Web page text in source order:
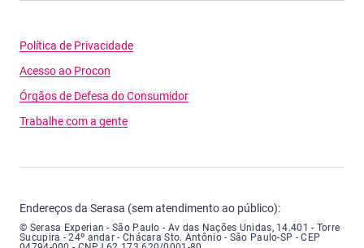
Política de Privacidade
Acesso ao Procon
Órgãos de Defesa do Consumidor
Trabalhe com a gente
Endereços da Serasa (sem atendimento ao público):
Serasa Experian - São Paulo - Endereço: Avenida das Nações Unidas,
© Serasa Experian - São Paulo - Av das Nações Unidas, 14.401 - Torre
Sucupira - 24º andar - Chácara Sto. Antônio - São Paulo-SP - CEP